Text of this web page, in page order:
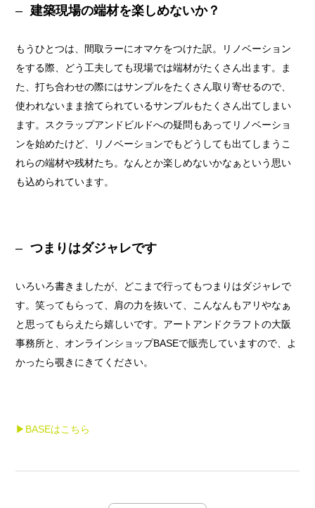
建築現場の端材を楽しめないか？
もうひとつは、間取ラーにオマケをつけた訳。リノベーション
をする際、どう工夫しても現場では端材がたくさん出ます。ま
た、打ち合わせの際にはサンプルをたくさん取り寄せるので、
使われないまま捨てられているサンプルもたくさん出てしまい
ます。スクラップアンドビルドへの疑問もあってリノベーショ
ンを始めたけど、リノベーションでもどうしても出てしまうこ
れらの端材や残材たち。なんとか楽しめないかなぁという思い
も込められています。
つまりはダジャレです
いろいろ書きましたが、どこまで行ってもつまりはダジャレで
す。笑ってもらって、肩の力を抜いて、こんなんもアリやなぁ
と思ってもらえたら嬉しいです。アートアンドクラフトの大阪
事務所と、オンラインショップBASEで販売していますので、よ
かったら覗きにきてください。
▶︎BASEはこちら